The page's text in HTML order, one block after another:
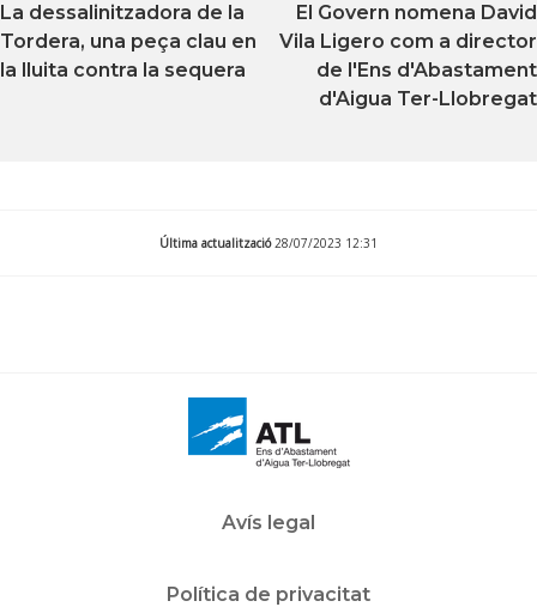
La dessalinitzadora de la
Tordera, una peça clau en
la lluita contra la sequera
El Govern nomena David
Vila Ligero com a director
de l'Ens d'Abastament
d'Aigua Ter-Llobregat
Última actualització28/07/2023 12:31
Avís legal
Política de privacitat